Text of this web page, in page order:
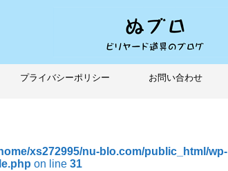
プライバシーポリシー お問い合わせ
xs272995/nu-blo.com/public_html/wp-
on line 31